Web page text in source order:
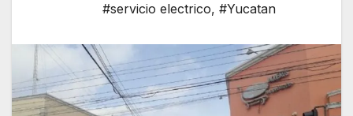
#servicio electrico, #Yucatan